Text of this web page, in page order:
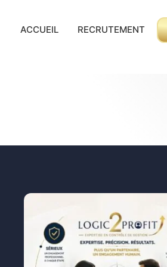
ACCUEIL RECRUTEMENT